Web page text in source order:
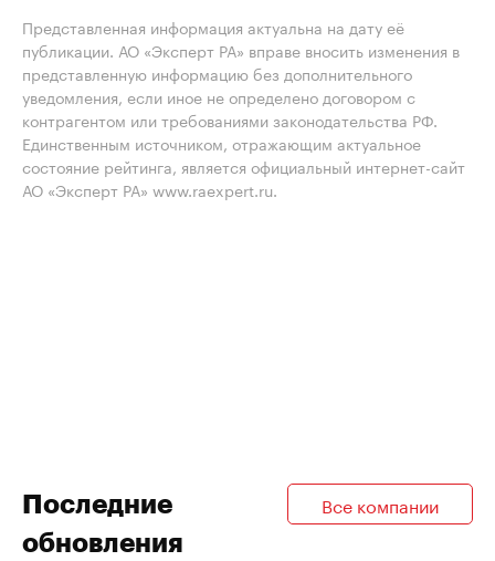
Представленная информация актуальна на дату её
публикации. АО «Эксперт РА» вправе вносить изменения в
представленную информацию без дополнительного
уведомления, если иное не определено договором с
контрагентом или требованиями законодательства РФ.
Единственным источником, отражающим актуальное
состояние рейтинга, является официальный интернет-сайт
АО «Эксперт РА» www.raexpert.ru.
Последние
обновления
Все компании